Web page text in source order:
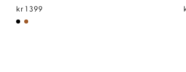
kr 1 399